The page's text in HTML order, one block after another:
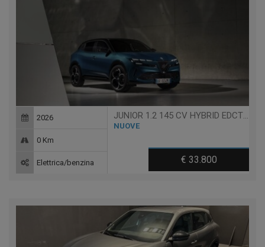
JUNIOR 1.2 145 CV HYBRID EDCT6 Q4
NUOVE
€ 33.800
2026
0 Km
Elettrica/benzina